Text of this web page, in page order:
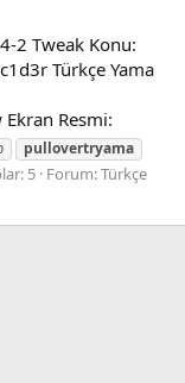
2 Tweak Konu:
Türkçe Yama
Resmi:
pullovertryama
5 Forum:Türkçe